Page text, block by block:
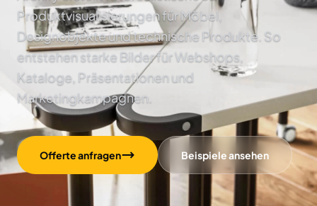
Produktvisualisierungen für Möbel,
Designobjekte und technische Produkte. So
entstehen starke Bilder für Webshops,
Kataloge, Präsentationen und
Marketingkampagnen.
Offerte anfragen Beispiele ansehen